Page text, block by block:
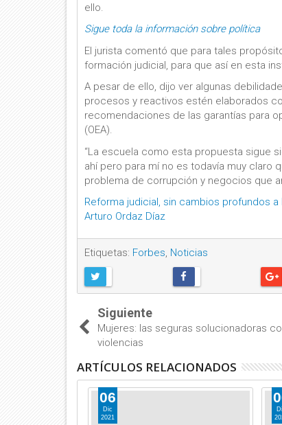
ello.
Sigue toda la información sobre política
El jurista comentó que para tales
formación judicial, para que así en esta
A pesar de ello, dijo ver algunas
procesos y reactivos estén elaborados
recomendaciones de las garantías para
(OEA).
“La escuela como esta propuesta sigue
ahí pero para mí no es todavía muy claro
problema de corrupción y negocios que
Reforma judicial, sin cambios profundos
Arturo Ordaz Díaz
Etiquetas: Forbes Noticias
Siguiente
Mujeres: las seguras solucionadoras
violencias
ARTÍCULOS RELACIONADOS
06
Dic
2021